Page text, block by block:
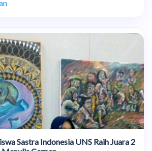
Sastra Indonesia UNS Raih Juara 2